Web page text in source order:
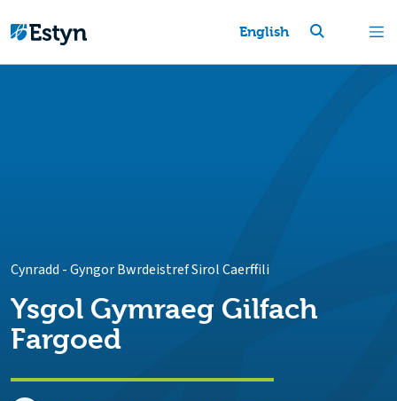
English
Cynradd -Gyngor Bwrdeistref Sirol Caerffili
Ysgol Gymraeg Gilfach
Fargoed